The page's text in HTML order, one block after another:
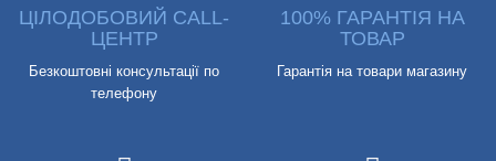
ЦІЛОДОБОВИЙ CALL-
ЦЕНТР
Безкоштовні консультації по
телефону
100% ГАРАНТІЯ НА
ТОВАР
Гарантія на товари магазину